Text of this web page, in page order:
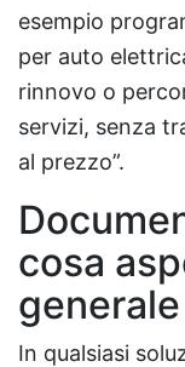
esempio
per auto
rinnovo o
servizi, senza
al prezzo”.
cosa
generale
In qualsiasi